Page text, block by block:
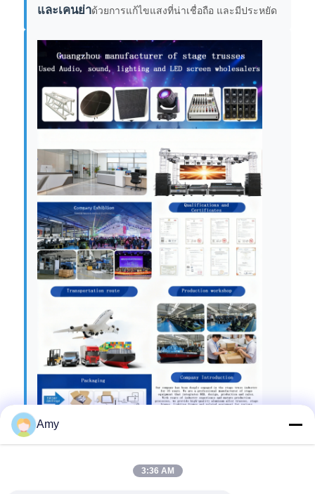
และเคนย่าด้วยการแก้ไขแสงที่น่าเชื่อถือ และมีประหยัด
Amy
3:36 AM